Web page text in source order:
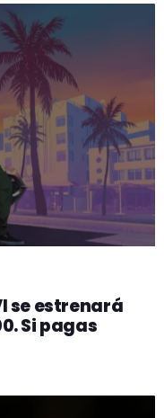
se estrenará
Si pagas